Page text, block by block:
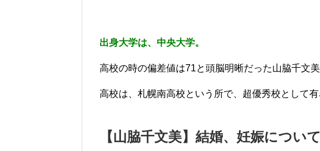
出身大学は、中央大学。
高校の時の偏差値は71と頭脳明晰だった山脇千文美
高校は、札幌南高校という所で、超優秀校として
【山脇千文美】結婚、妊娠につい